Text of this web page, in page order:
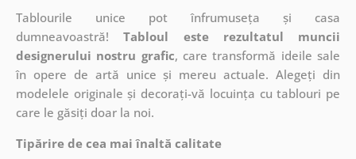
Tablourile unice pot înfrumuseța și casa
dumneavoastră!Tabloul este rezultatul muncii
designerului nostru grafic, caretransformă ideile sale
în opere de artă unice și mereu actuale. Alegeți din
modelele originale și decorați-vă locuința cu tablouri pe
care le găsiți doar la noi.
Tipărire de cea mai înaltă calitate